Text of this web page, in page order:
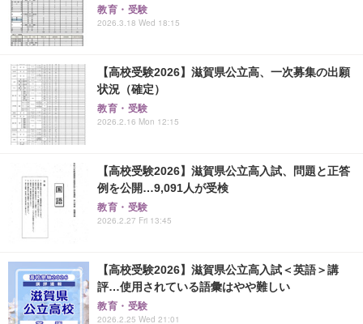
教育・受験
2026.3.18 Wed 18:15
【高校受験2026】滋賀県公立高、一次募集の出願
状況（確定）
教育・受験
2026.2.16 Mon 12:15
【高校受験2026】滋賀県公立高入試、問題と正答
例を公開…9,091人が受検
教育・受験
2026.2.27 Fri 13:45
【高校受験2026】滋賀県公立高入試＜英語＞講
評…使用されている語彙はやや難しい
教育・受験
2026.2.25 Wed 21:01